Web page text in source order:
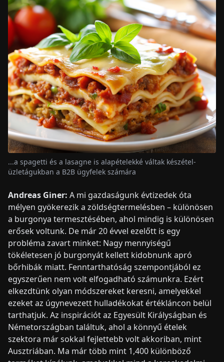
...a spagetti és a lasagne is alapételekké váltak készétel-
üzletágukban a B2B ügyfelek számára
Andreas Giner: A mi gazdaságunk évtizedek óta
mélyen gyökerezik a zöldségtermelésben – különösen
a burgonya termesztésében, ahol mindig is különösen
erősek voltunk. De már 20 évvel ezelőtt is egy
probléma zavart minket: Nagy mennyiségű
tökéletesen jó burgonyát kellett kidobnunk apró
bőrhibák miatt. Fenntarthatóság szempontjából ez
egyszerűen nem volt elfogadható számunkra. Ezért
elkezdtünk olyan módszereket keresni, amelyekkel
ezeket az úgynevezett hulladékokat értékláncon belül
tarthatjuk. Az inspirációt az Egyesült Királyságban és
Németországban találtuk, ahol a könnyű ételek
szektora már sokkal fejlettebb volt akkoriban, mint
Ausztriában. Ma már több mint 1,400 különböző